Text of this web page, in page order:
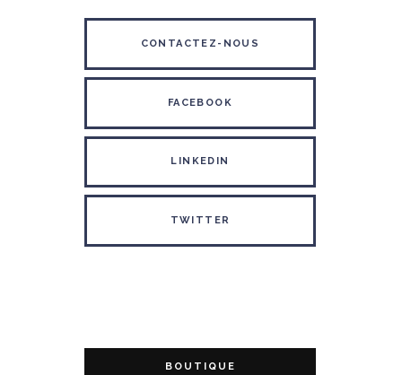
CONTACTEZ-NOUS
FACEBOOK
LINKEDIN
TWITTER
BOUTIQUE